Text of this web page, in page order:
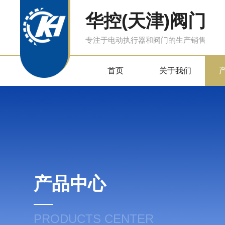
华控(天津)阀门
专注于电动执行器和阀门的生产销售
首页 关于我们
产品中心
PRODUCTS CENTER